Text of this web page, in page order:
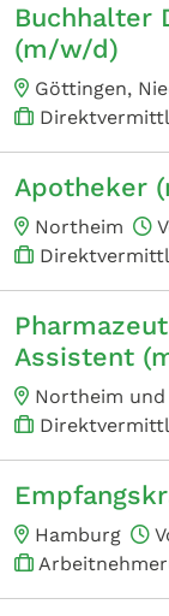
Buchhalter
(m/w/d)
Göttingen,
Apotheker
Northeim
Assistent
Northeim
Hamburg